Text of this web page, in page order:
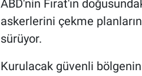
ABD'nin Fırat'ın
askerlerini çekme
sürüyor.
Kurulacak güvenli